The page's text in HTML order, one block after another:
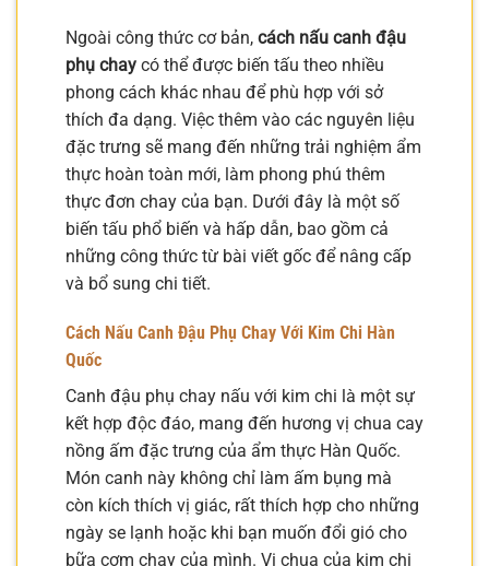
Ngoài công thức cơ bản, cách nấu canh đậu
phụ chay có thể được biến tấu theo nhiều
phong cách khác nhau để phù hợp với sở
thích đa dạng. Việc thêm vào các nguyên liệu
đặc trưng sẽ mang đến những trải nghiệm ẩm
thực hoàn toàn mới, làm phong phú thêm
thực đơn chay của bạn. Dưới đây là một số
biến tấu phổ biến và hấp dẫn, bao gồm cả
những công thức từ bài viết gốc để nâng cấp
và bổ sung chi tiết.
Cách Nấu Canh Đậu Phụ Chay Với Kim Chi Hàn
Quốc
Canh đậu phụ chay nấu với kim chi là một sự
kết hợp độc đáo, mang đến hương vị chua cay
nồng ấm đặc trưng của ẩm thực Hàn Quốc.
Món canh này không chỉ làm ấm bụng mà
còn kích thích vị giác, rất thích hợp cho những
ngày se lạnh hoặc khi bạn muốn đổi gió cho
bữa cơm chay của mình. Vị chua của kim chi